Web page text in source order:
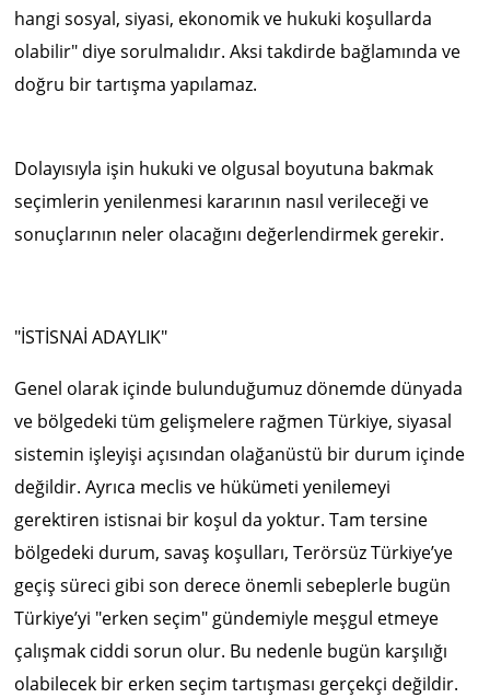
hangi sosyal, siyasi, ekonomik ve hukuki koşullarda
olabilir" diye sorulmalıdır. Aksi takdirde bağlamında ve
doğru bir tartışma yapılamaz.
Dolayısıyla işin hukuki ve olgusal boyutuna bakmak
seçimlerin yenilenmesi kararının nasıl verileceği ve
sonuçlarının neler olacağını değerlendirmek gerekir.
"İSTİSNAİ ADAYLIK"
Genel olarak içinde bulunduğumuz dönemde dünyada
ve bölgedeki tüm gelişmelere rağmen Türkiye, siyasal
sistemin işleyişi açısından olağanüstü bir durum içinde
değildir. Ayrıca meclis ve hükümeti yenilemeyi
gerektiren istisnai bir koşul da yoktur. Tam tersine
bölgedeki durum, savaş koşulları, Terörsüz Türkiye’ye
geçiş süreci gibi son derece önemli sebeplerle bugün
Türkiye’yi "erken seçim" gündemiyle meşgul etmeye
çalışmak ciddi sorun olur. Bu nedenle bugün karşılığı
olabilecek bir erken seçim tartışması gerçekçi değildir.